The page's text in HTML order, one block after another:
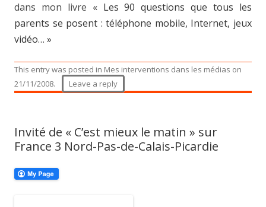
dans mon livre « Les 90 questions que tous les
parents se posent : téléphone mobile, Internet, jeux
vidéo… »
This entry was posted in Mes interventions dans les médias on
21/11/2008. Leave a reply
Invité de « C’est mieux le matin » sur
France 3 Nord-Pas-de-Calais-Picardie